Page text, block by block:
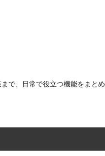
で、日常で役立つ機能をまと